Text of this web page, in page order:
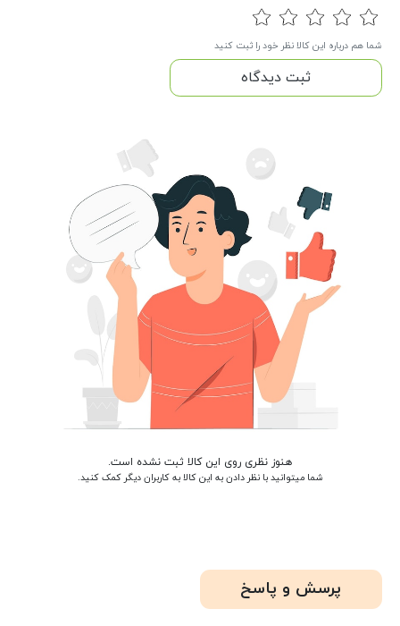
شما هم درباره این کالا نظر خود را ثبت کنید
ثبت دیدگاه
هنوز نظری روی این کالا ثبت نشده است.
شما میتوانید با نظر دادن به این کالا به کاربران دیگر کمک کنید.
پرسش و پاسخ